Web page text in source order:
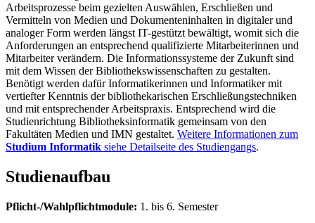
Arbeitsprozesse beim gezielten Auswählen, Erschließen und
Vermitteln von Medien und Dokumenteninhalten in digitaler und
analoger Form werden längst IT-gestützt bewältigt, womit sich die
Anforderungen an entsprechend qualifizierte Mitarbeiterinnen und
Mitarbeiter verändern. Die Informationssysteme der Zukunft sind
mit dem Wissen der Bibliothekswissenschaften zu gestalten.
Benötigt werden dafür Informatikerinnen und Informatiker mit
vertiefter Kenntnis der bibliothekarischen Erschließungstechniken
und mit entsprechender Arbeitspraxis. Entsprechend wird die
Studienrichtung Bibliotheksinformatik gemeinsam von den
Fakultäten Medien und IMN gestaltet. Weitere Informationen zum
Studium Informatik siehe Detailseite des Studiengangs.
Studienaufbau
Pflicht-/Wahlpflichtmodule: 1. bis 6. Semester